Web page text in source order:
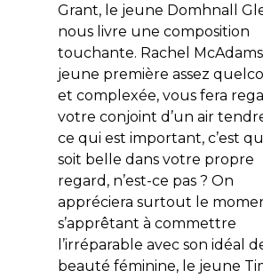
Grant, le jeune Domhnall
nous livre une composition
touchante. Rachel
jeune première assez
et complexée, vous fera
votre conjoint d’un air
ce qui est important, c’est
soit belle dans votre propre
regard, n’est-ce pas ? On
appréciera surtout le
s’apprêtant à commettre
l’irréparable avec son idéal
beauté féminine, le jeune